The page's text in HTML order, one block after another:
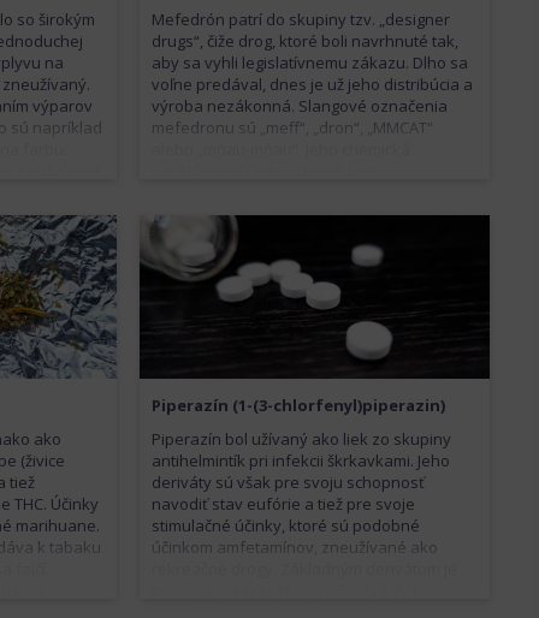
so širokým
na
výparov
sú napríklad
stavy,
až smrť.
v
Mefedrón patrí do skupiny tzv. „designer
drugs“, čiže drog, ktoré boli navrhnuté tak,
aby sa vyhli legislatívnemu zákazu. Dlho sa
voľne predával, dnes je už jeho distribúcia a
výroba nezákonná. Slangové označenia
mefedronu sú „meff“, „dron“, „MMCAT“
fyzickej aj psychickej nabudenosti, eufórie,
spoločenskosti. Rovnako smrteľné ako pri
pervitíne však môžu byť aj jeho vedľajšie
príznaky. Najčastejšie sa vyskytuje vo forme
prášku užívaného ústami alebo šnupaním.
Niekedy sa aplikuje aj vnútrožilovo.
ako
(živice
tiež
THC. Účinky
marihuane.
k tabaku
fajčí.
aj
marihuana,
Piperazín (1-(3-chlorfenyl)piperazin)
Piperazín bol užívaný ako liek zo skupiny
antihelmintík pri infekcii škrkavkami. Jeho
deriváty sú však pre svoju schopnosť
navodiť stav eufórie a tiež pre svoje
stimulačné účinky, ktoré sú podobné
účinkom amfetamínov, zneužívané ako